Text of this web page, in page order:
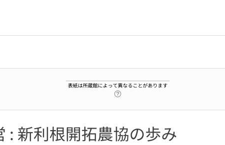
表紙は所蔵館によって異なることがあります
: 新利根開拓農協の歩み